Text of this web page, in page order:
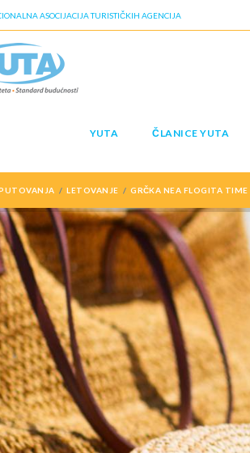
ASOCIJACIJA TURISTIČKIH AGENCIJA
YUTA ČLANICE YUTA
LETOVANJE GRČKA NEA FLOGITA TIME